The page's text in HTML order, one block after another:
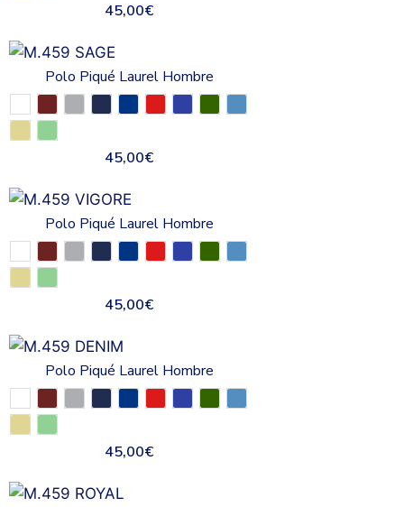
45,00€
Polo Piqué Laurel Hombre
45,00€
Polo Piqué Laurel Hombre
45,00€
Polo Piqué Laurel Hombre
45,00€